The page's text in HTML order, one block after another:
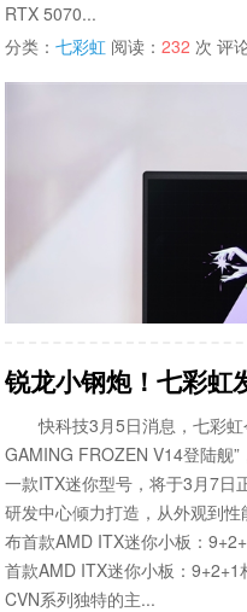
RTX 5070...
分类：七彩虹 阅读：232 次 评
锐龙小钢炮！七彩虹
快科技3月5日消息，七彩
GAMING FROZEN V14登陆舰
一款ITX迷你型号，将于3月7日
研发中心倾力打造，从外观到
布首款AMD ITX迷你小板：
首款AMD ITX迷你小板：
CVN系列独特的主...